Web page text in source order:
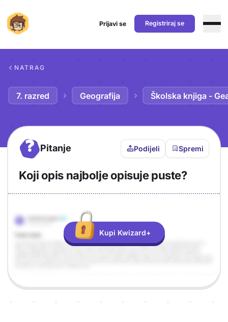
Prijavi se Registriraj se
NATRAG
7. razred Geografija Školska knjiga -
? Pitanje Podijeli Spremi
Koji opis najbolje opisuje puste?
Odgovor
Objašnjenje
Kupi Kwizard+